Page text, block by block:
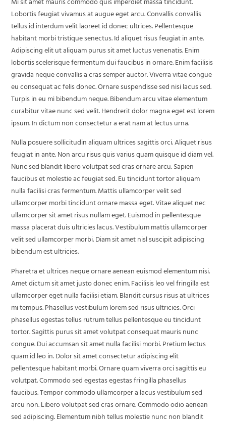
Lobortis feugiat vivamus at augue eget arcu. Convallis convallis
tellus id interdum velit laoreet id donec ultrices. Pellentesque
habitant morbi tristique senectus. Id aliquet risus feugiat in ante.
Adipiscing elit ut aliquam purus sit amet luctus venenatis. Enim
lobortis scelerisque fermentum dui faucibus in ornare. Enim facilisis
gravida neque convallis a cras semper auctor. Viverra vitae congue
eu consequat ac felis donec. Ornare suspendisse sed nisi lacus sed.
Turpis in eu mi bibendum neque. Bibendum arcu vitae elementum
curabitur vitae nunc sed velit. Hendrerit dolor magna eget est lorem
ipsum. In dictum non consectetur a erat nam at lectus urna.
Nulla posuere sollicitudin aliquam ultrices sagittis orci. Aliquet risus
feugiat in ante. Non arcu risus quis varius quam quisque id diam vel.
Nunc sed blandit libero volutpat sed cras ornare arcu. Sapien
faucibus et molestie ac feugiat sed. Eu tincidunt tortor aliquam
nulla facilisi cras fermentum. Mattis ullamcorper velit sed
ullamcorper morbi tincidunt ornare massa eget. Vitae aliquet nec
ullamcorper sit amet risus nullam eget. Euismod in pellentesque
massa placerat duis ultricies lacus. Vestibulum mattis ullamcorper
velit sed ullamcorper morbi. Diam sit amet nisl suscipit adipiscing
bibendum est ultricies.
Pharetra et ultrices neque ornare aenean euismod elementum nisi.
Amet dictum sit amet justo donec enim. Facilisis leo vel fringilla est
ullamcorper eget nulla facilisi etiam. Blandit cursus risus at ultrices
mi tempus. Phasellus vestibulum lorem sed risus ultricies. Orci
phasellus egestas tellus rutrum tellus pellentesque eu tincidunt
tortor. Sagittis purus sit amet volutpat consequat mauris nunc
congue. Dui accumsan sit amet nulla facilisi morbi. Pretium lectus
quam id leo in. Dolor sit amet consectetur adipiscing elit
pellentesque habitant morbi. Ornare quam viverra orci sagittis eu
volutpat. Commodo sed egestas egestas fringilla phasellus
faucibus. Tempor commodo ullamcorper a lacus vestibulum sed
arcu non. Libero volutpat sed cras ornare. Commodo odio aenean
sed adipiscing. Elementum nibh tellus molestie nunc non blandit